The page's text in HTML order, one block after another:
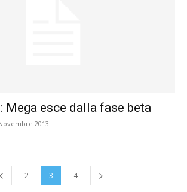
Mega esce dalla fase beta
2013
2 3 4